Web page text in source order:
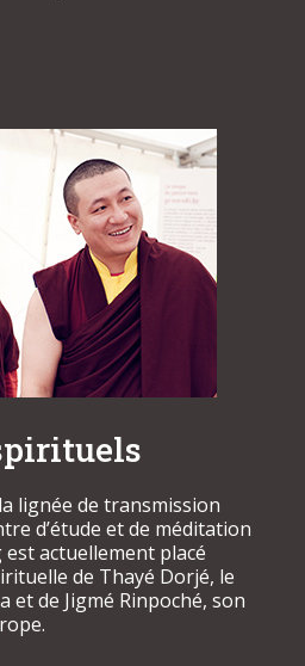
lignée de transmission
d’étude et de méditation
actuellement placé
de Thayé Dorjé, le
et de Jigmé Rinpoché, son